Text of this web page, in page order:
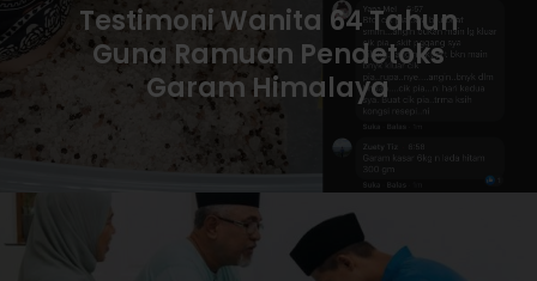
Testimoni Wanita 64 Tahun
Guna Ramuan Pendetoks
Garam Himalaya